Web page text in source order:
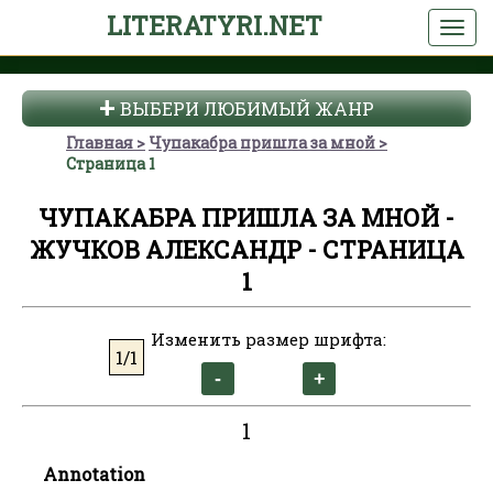
LITERATYRI.NET
ВЫБЕРИ ЛЮБИМЫЙ ЖАНР
Главная
Чупакабра пришла за мной
Страница 1
ЧУПАКАБРА ПРИШЛА ЗА МНОЙ -
ЖУЧКОВ АЛЕКСАНДР - СТРАНИЦА
1
1/1
Изменить размер шрифта:
1
Annotation